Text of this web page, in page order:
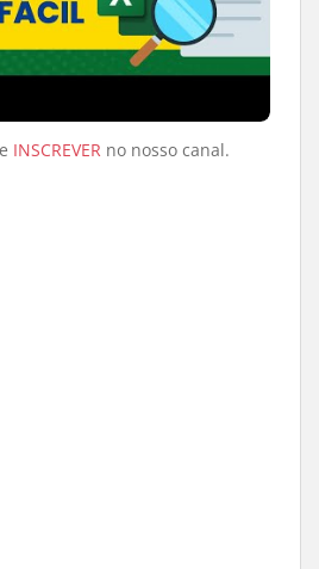
INSCREVER no nosso canal.